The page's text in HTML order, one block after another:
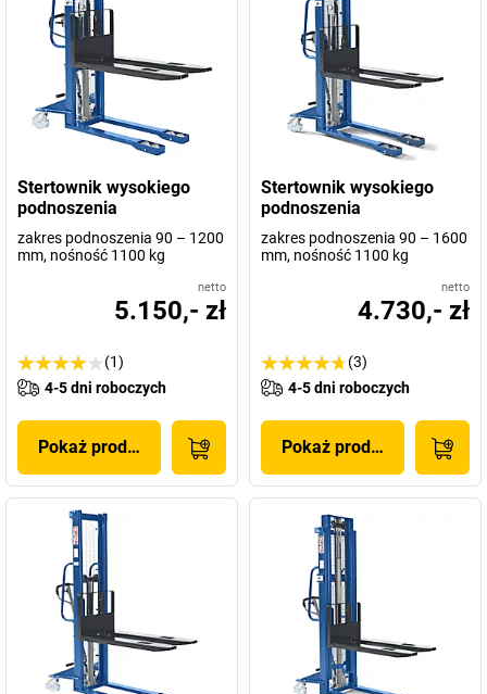
Stertownik wysokiego
podnoszenia
zakres podnoszenia 90 – 1200
mm, nośność 1100 kg
netto
5.150,- zł
(1)
4-5 dni roboczych
Pokaż produkt
Stertownik wysokiego
podnoszenia
zakres podnoszenia 90 – 1600
mm, nośność 1100 kg
netto
4.730,- zł
(3)
4-5 dni roboczych
Pokaż produkt